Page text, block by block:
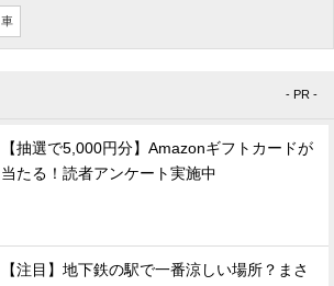
車
- PR -
【抽選で5,000円分】Amazonギフトカードが
当たる！読者アンケート実施中
【注目】地下鉄の駅で一番涼しい場所？まさ